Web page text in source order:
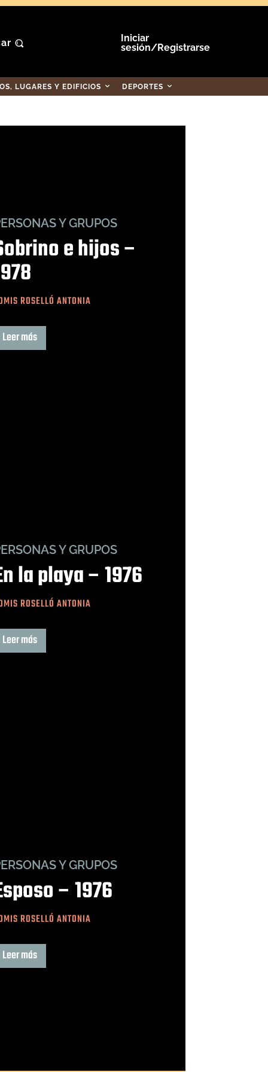
Iniciar
sesión/Registrarse
LUGARES Y EDIFICIOS DEPORTES
Y GRUPOS
e hijos –
ROSELLÓ ANTONIA
Leer más
Y GRUPOS
la playa – 1976
ROSELLÓ ANTONIA
Leer más
Y GRUPOS
– 1976
ROSELLÓ ANTONIA
Leer más